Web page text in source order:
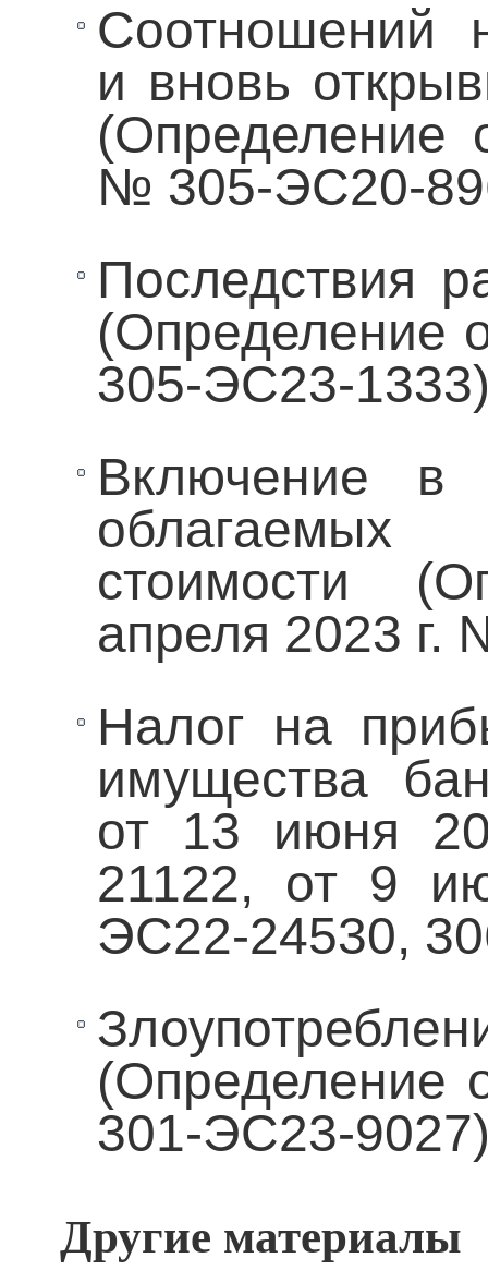
Соотношений
и вновь
(Определение
№ 305-ЭС20-
Последствия
(Определение
305-ЭС23-
Включение в
стоимости
апреля 2023
Налог на
имущества
от 13 июня
21122, от 9
ЭС22-24530,
(Определение
301-ЭС23-
Другие материалы